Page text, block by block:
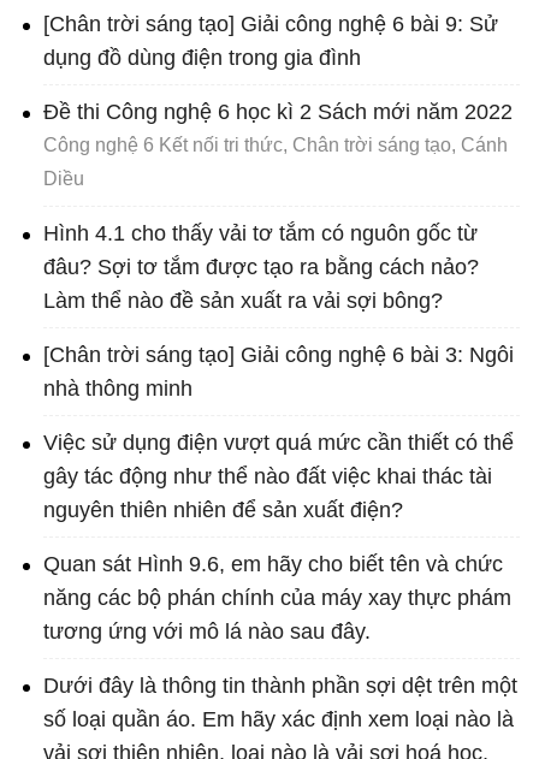
[Chân trời sáng tạo] Giải công nghệ 6 bài 9: Sử
dụng đồ dùng điện trong gia đình
Đề thi Công nghệ 6 học kì 2 Sách mới năm 2022
Công nghệ 6 Kết nối tri thức, Chân trời sáng tạo, Cánh
Diều
Hình 4.1 cho thấy vải tơ tắm có nguôn gốc từ
đâu? Sợi tơ tắm được tạo ra bằng cách nảo?
Làm thể nào đề sản xuất ra vải sợi bông?
[Chân trời sáng tạo] Giải công nghệ 6 bài 3: Ngôi
nhà thông minh
Việc sử dụng điện vượt quá mức cần thiết có thể
gây tác động như thể nào đất việc khai thác tài
nguyên thiên nhiên để sản xuất điện?
Quan sát Hình 9.6, em hãy cho biết tên và chức
năng các bộ phán chính của máy xay thực phám
tương ứng với mô lá nào sau đây.
Dưới đây là thông tin thành phần sợi dệt trên một
số loại quần áo. Em hãy xác định xem loại nào là
vải sợi thiên nhiên, loại nào là vải sợi hoá học,